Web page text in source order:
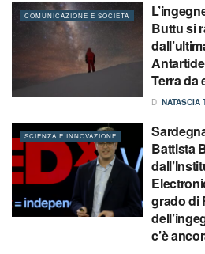
COMUNICAZIONE E SOCIETÀ
Buttu si
Terra da
DI NATASCIA
SCIENZA E INNOVAZIONE
Battista
grado di
c’è